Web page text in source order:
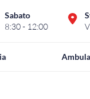
Sabato
8:30 - 12:00